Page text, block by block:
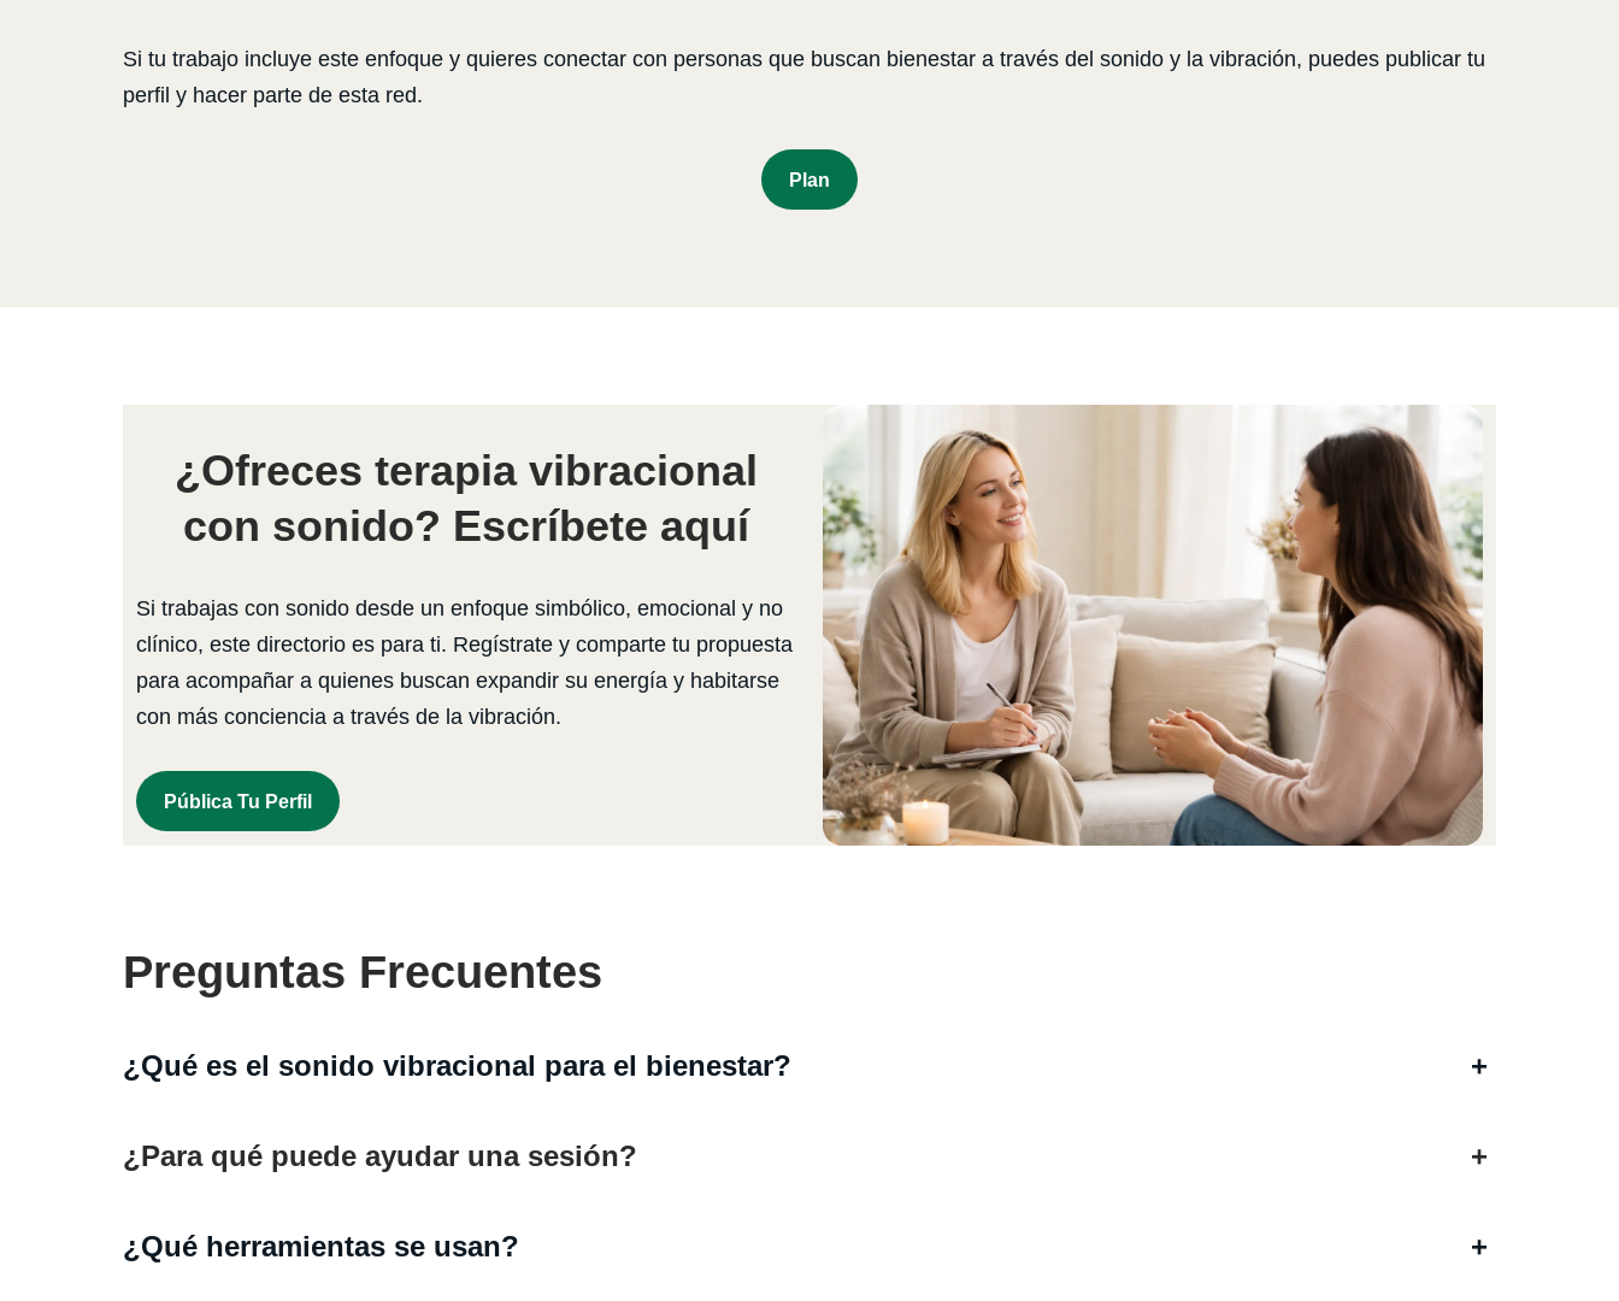
Si tu trabajo incluye este enfoque y quieres conectar con personas que buscan bienestar a través del sonido y la vibración, puedes publicar tu
perfil y hacer parte de esta red.
P Lan
¿Ofreces terapia vibracional
con sonido? Escríbete aquí
Si trabajas con sonido desde un enfoque simbólico, emocional y no
clínico, este directorio es para ti. Regístrate y comparte tu propuesta
para acompañar a quienes buscan expandir su energía y habitarse
con más conciencia a través de la vibración.
Pública Tu Perfil
Preguntas Frecuentes
¿Qué es el sonido vibracional para el bienestar? +
¿Para qué puede ayudar una sesión? +
¿Qué herramientas se usan? +